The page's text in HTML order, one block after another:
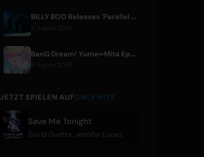
BILLY BOO Releases 'Parallel Night-EP' Featuring TV Drama Theme Song
BanG Dream! Yume∞Mita Episode 8 Live Clip Released
JETZT SPIELEN AUFONLY HITS
Save Me Tonight
David Guetta Jennifer Lopez